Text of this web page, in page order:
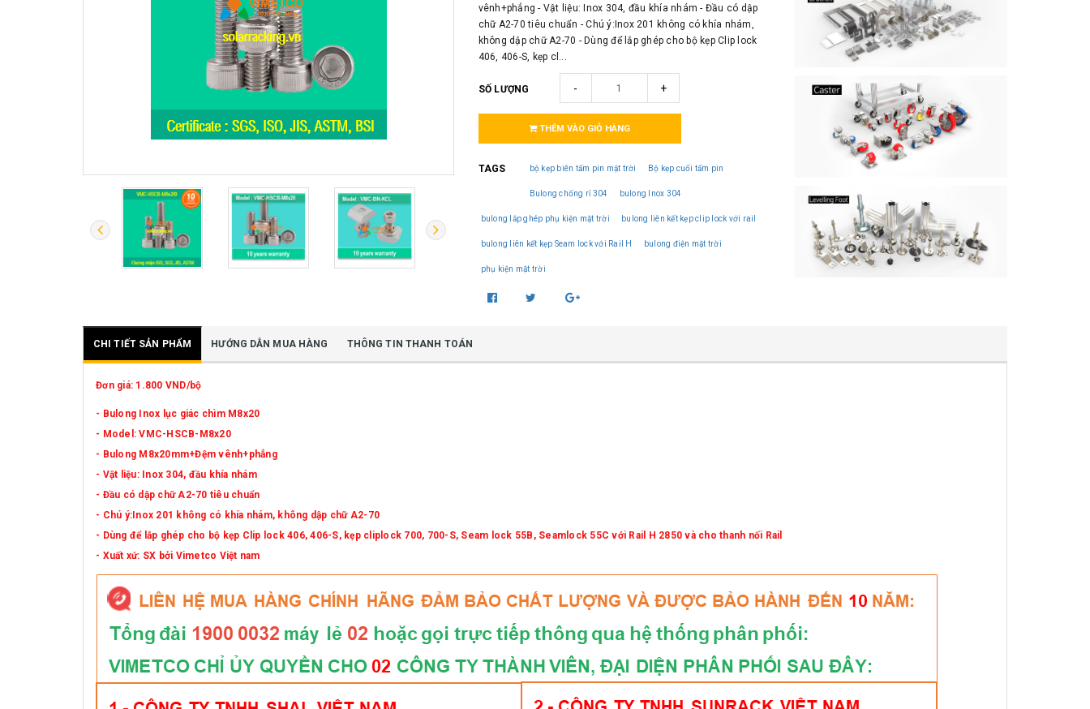
vênh+phẳng - Vật liệu: Inox 304, đầu khía nhám - Đầu có dập
chữ A2-70 tiêu chuẩn - Chú ý:Inox 201 không có khía nhám,
không dập chữ A2-70 - Dùng để lắp ghép cho bộ kẹp Clip lock
406, 406-S, kẹp cl...
SỐ LƯỢNG - +
THÊM VÀO GIỎ HÀNG
TAGS bộ kẹp biên tấm pin mặt trời Bộ kẹp cuối tấm pin
Bulong chống rỉ 304 bulong Inox 304
bulong lắp ghép phụ kiện mặt trời bulong liên kết kẹp clip lock với rail
bulong liên kết kẹp Seam lock với Rail H bulong điện mặt trời
phụ kiện mặt trời
CHI TIẾT SẢN PHẨM HƯỚNG DẪN MUA HÀNG THÔNG TIN THANH TOÁN
Đơn giá: 1.800 VND/bộ
- Bulong Inox lục giác chìm M8x20
- Model: VMC-HSCB-M8x20
- Bulong M8x20mm+Đệm vênh+phẳng
- Vật liệu: Inox 304, đầu khía nhám
- Đầu có dập chữ A2-70 tiêu chuẩn
- Chú ý:Inox 201 không có khía nhám, không dập chữ A2-70
- Dùng để lắp ghép cho bộ kẹp Clip lock 406, 406-S, kẹp cliplock 700, 700-S, Seam lock 55B, Seamlock 55C với Rail H 2850 và cho thanh nối Rail
- Xuất xứ: SX bởi Vimetco Việt nam